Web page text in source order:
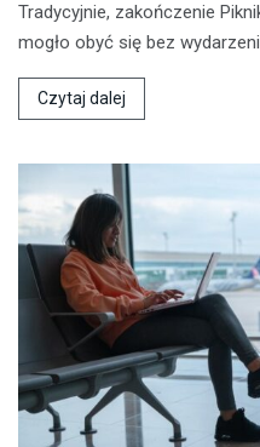
Tradycyjnie, zakończenie
mogło obyć się bez
Czytaj dalej